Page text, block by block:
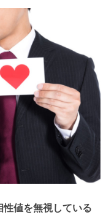
性値を無視している